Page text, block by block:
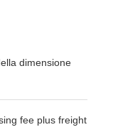
dimensione
fee plus freight